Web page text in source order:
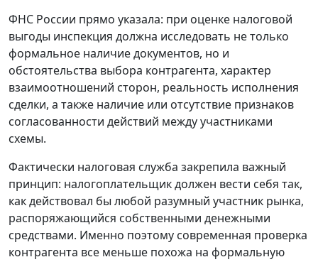
ФНС России прямо указала: при оценке налоговой
выгоды инспекция должна исследовать не только
формальное наличие документов, но и
обстоятельства выбора контрагента, характер
взаимоотношений сторон, реальность исполнения
сделки, а также наличие или отсутствие признаков
согласованности действий между участниками
схемы.
Фактически налоговая служба закрепила важный
принцип: налогоплательщик должен вести себя так,
как действовал бы любой разумный участник рынка,
распоряжающийся собственными денежными
средствами. Именно поэтому современная проверка
контрагента все меньше похожа на формальную